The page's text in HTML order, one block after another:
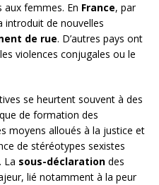
femmes. En France, par
introduit de nouvelles
de rue. D’autres pays ont
violences conjugales ou le
se heurtent souvent à des
de formation des
moyens alloués à la justice et
de stéréotypes sexistes
La sous-déclaration des
lié notamment à la peur